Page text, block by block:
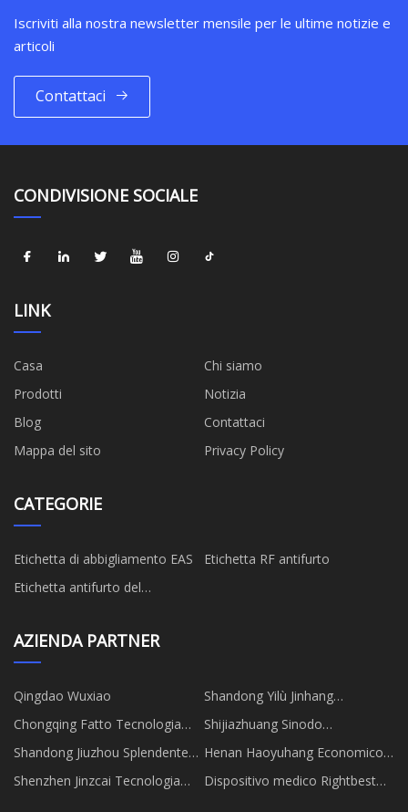
Iscriviti alla nostra newsletter mensile per le ultime notizie e
articoli
Contattaci
CONDIVISIONE SOCIALE
LINK
Casa
Chi siamo
Prodotti
Notizia
Blog
Contattaci
Mappa del sito
Privacy Policy
CATEGORIE
Etichetta di abbigliamento EAS
Etichetta RF antifurto
Etichetta antifurto del
AZIENDA PARTNER
Qingdao Wuxiao
Shandong Yilù Jinhang
Chongqing Fatto Tecnologia
Co., Ltd
Shijiazhuang Sinodo
Decorazione Materiali
Tecnologia Co., Ltd
Shandong Jiuzhou Splendente
Tecnologia Co. Ltd.
Henan Haoyuhang Economico
&Commercio Co., Ltd.
Shenzhen Jinzcai Tecnologia
Dispositivo medico Rightbest